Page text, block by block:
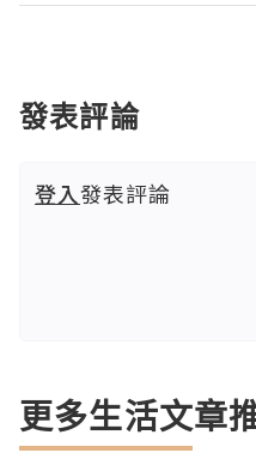
發表評論
登入發表評論
更多生活文章